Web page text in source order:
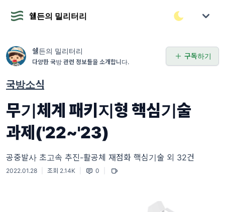
쉘든의 밀리터리
쉘든의 밀리터리
다양한 국방 관련 정보들을 소개합니다.
구독하기
국방소식
무기체계 패키지형 핵심기술
과제('22~'23)
공중발사 초고속 추진-활공체 재점화 핵심기술 외 32건
2022.01.28 조회 2.14K 0